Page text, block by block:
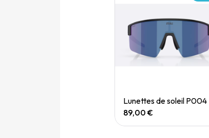
Quick View
Lunettes de soleil P004
89,00 €